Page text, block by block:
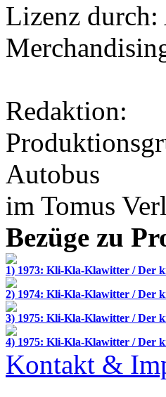
Lizenz durch:
Redaktion:
Autobus
im Tomus
Bezüge zu
1) 1973: Kli-Kla-Klawitter / Der
2) 1974: Kli-Kla-Klawitter / Der
3) 1975: Kli-Kla-Klawitter / Der
4) 1975: Kli-Kla-Klawitter / Der
Kontakt &